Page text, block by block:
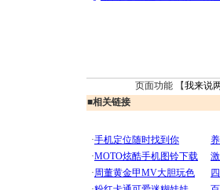
页面功能 【我来说
■相关链接